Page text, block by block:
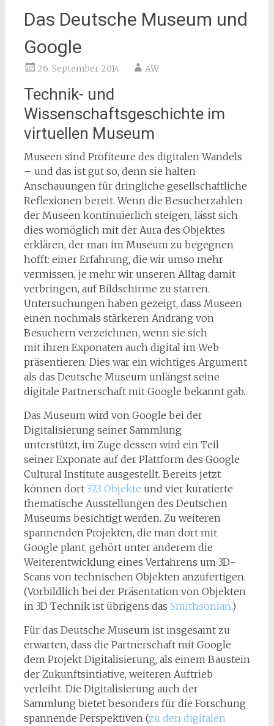
Das Deutsche Museum und
Google
26. September 2014 AW
Technik- und
Wissenschaftsgeschichte im
virtuellen Museum
Museen sind Profiteure des digitalen Wandels
– und das ist gut so, denn sie halten
Anschauungen für dringliche gesellschaftliche
Reflexionen bereit. Wenn die Besucherzahlen
der Museen kontinuierlich steigen, lässt sich
dies womöglich mit der Aura des Objektes
erklären, der man im Museum zu begegnen
hofft: einer Erfahrung, die wir umso mehr
vermissen, je mehr wir unseren Alltag damit
verbringen, auf Bildschirme zu starren.
Untersuchungen haben gezeigt, dass Museen
einen nochmals stärkeren Andrang von
Besuchern verzeichnen, wenn sie sich
mit ihren Exponaten auch digital im Web
präsentieren. Dies war ein wichtiges Argument
als das Deutsche Museum unlängst seine
digitale Partnerschaft mit Google bekannt gab.
Das Museum wird von Google bei der
Digitalisierung seiner Sammlung
unterstützt, im Zuge dessen wird ein Teil
seiner Exponate auf der Plattform des Google
Cultural Institute ausgestellt. Bereits jetzt
können dort 323 Objekte und vier kuratierte
thematische Ausstellungen des Deutschen
Museums besichtigt werden. Zu weiteren
spannenden Projekten, die man dort mit
Google plant, gehört unter anderem die
Weiterentwicklung eines Verfahrens um 3D-
Scans von technischen Objekten anzufertigen.
(Vorbildlich bei der Präsentation von Objekten
in 3D Technik ist übrigens das Smithsonian.)
Für das Deutsche Museum ist insgesamt zu
erwarten, dass die Partnerschaft mit Google
dem Projekt Digitalisierung, als einem Baustein
der Zukunftsintiative, weiteren Auftrieb
verleiht. Die Digitalisierung auch der
Sammlung bietet besonders für die Forschung
spannende Perspektiven (zu den digitalen